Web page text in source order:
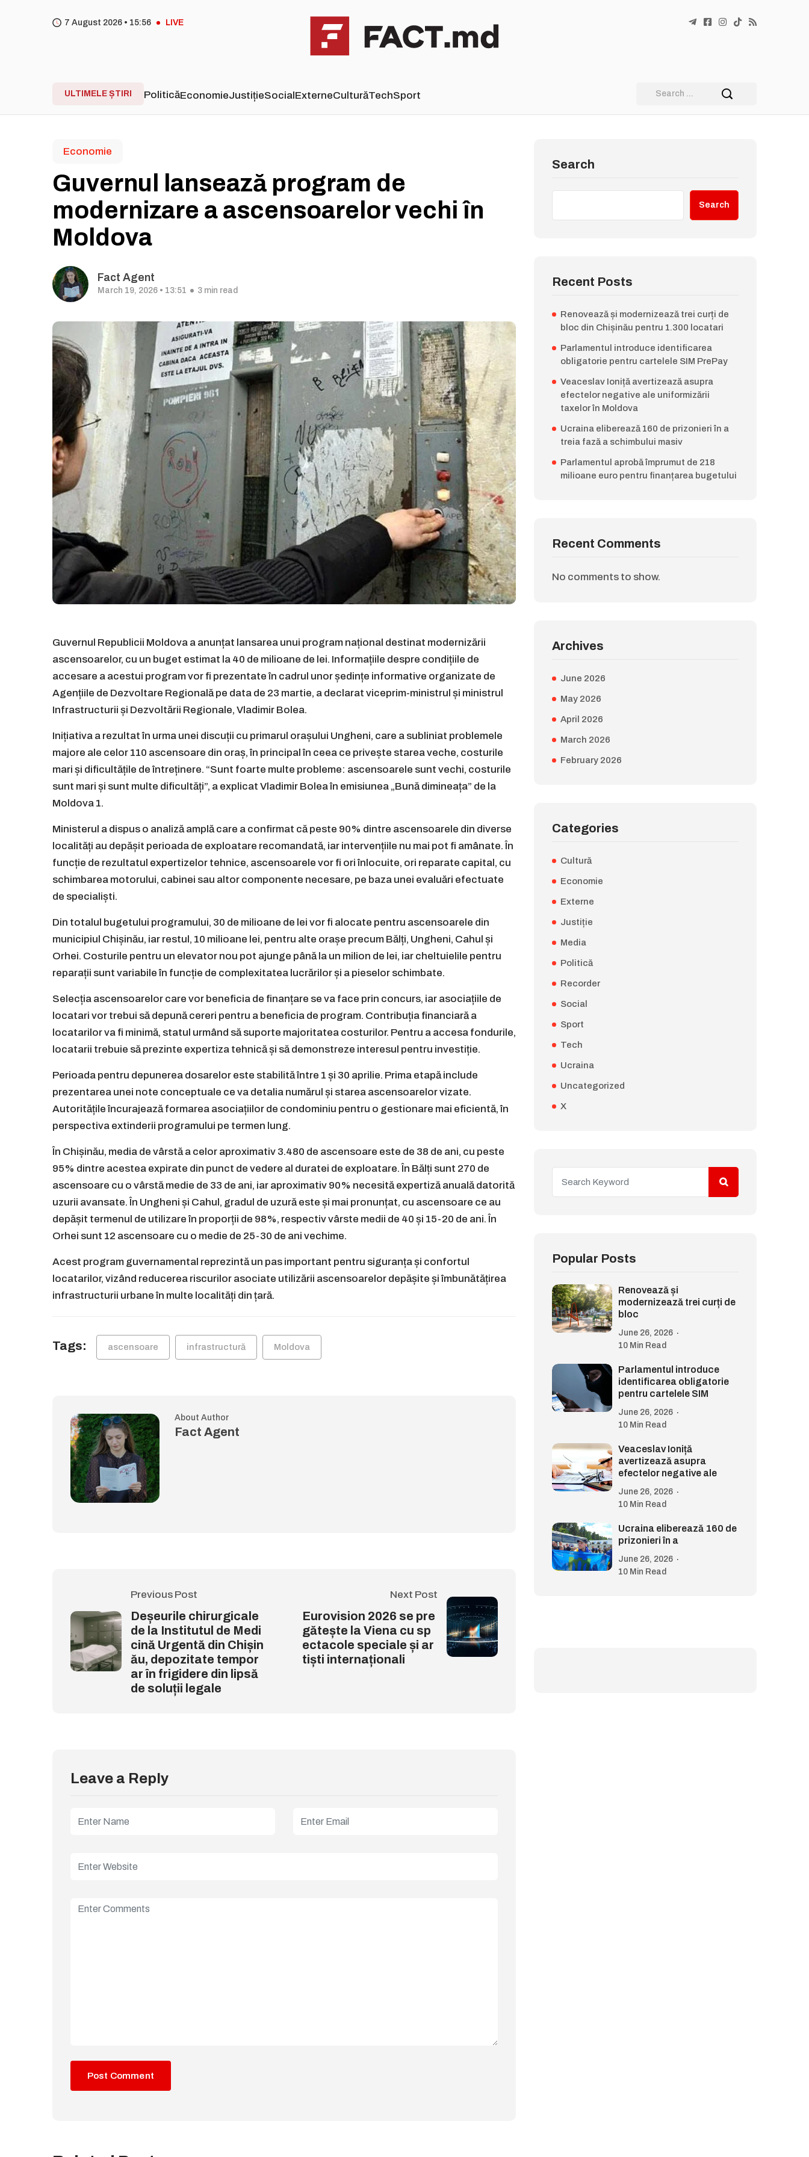
7 August 2026 • 15 56 LIVE
ULTIMELE ȘTIRI PoliticăEconomieJustițieSocialExterneCulturăTechSport
Economie
Guvernul lansează program de
modernizare a ascensoarelor vechi în
Moldova
Fact Agent
March 19, 2026 • 13:51 3 min read
Guvernul Republicii Moldova a anunțat lansarea unui program național destinat modernizării
ascensoarelor, cu un buget estimat la 40 de milioane de lei. Informațiile despre condițiile de
accesare a acestui program vor fi prezentate în cadrul unor ședințe informative organizate de
Agențiile de Dezvoltare Regională pe data de 23 martie, a declarat viceprim-ministrul și ministrul
Infrastructurii și Dezvoltării Regionale, Vladimir Bolea.
Inițiativa a rezultat în urma unei discuții cu primarul orașului Ungheni, care a subliniat problemele
majore ale celor 110 ascensoare din oraș, în principal în ceea ce privește starea veche, costurile
mari și dificultățile de întreținere. “Sunt foarte multe probleme: ascensoarele sunt vechi, costurile
sunt mari și sunt multe dificultăți”, a explicat Vladimir Bolea în emisiunea „Bună dimineața” de la
Moldova 1.
Ministerul a dispus o analiză amplă care a confirmat că peste 90% dintre ascensoarele din diverse
localități au depășit perioada de exploatare recomandată, iar intervențiile nu mai pot fi amânate. În
funcție de rezultatul expertizelor tehnice, ascensoarele vor fi ori înlocuite, ori reparate capital, cu
schimbarea motorului, cabinei sau altor componente necesare, pe baza unei evaluări efectuate
de specialiști.
Din totalul bugetului programului, 30 de milioane de lei vor fi alocate pentru ascensoarele din
municipiul Chișinău, iar restul, 10 milioane lei, pentru alte orașe precum Bălți, Ungheni, Cahul și
Orhei. Costurile pentru un elevator nou pot ajunge până la un milion de lei, iar cheltuielile pentru
reparații sunt variabile în funcție de complexitatea lucrărilor și a pieselor schimbate.
Selecția ascensoarelor care vor beneficia de finanțare se va face prin concurs, iar asociațiile de
locatari vor trebui să depună cereri pentru a beneficia de program. Contribuția financiară a
locatarilor va fi minimă, statul urmând să suporte majoritatea costurilor. Pentru a accesa fondurile,
locatarii trebuie să prezinte expertiza tehnică și să demonstreze interesul pentru investiție.
Perioada pentru depunerea dosarelor este stabilită între 1 și 30 aprilie. Prima etapă include
prezentarea unei note conceptuale ce va detalia numărul și starea ascensoarelor vizate.
Autoritățile încurajează formarea asociațiilor de condominiu pentru o gestionare mai eficientă, în
perspectiva extinderii programului pe termen lung.
În Chișinău, media de vârstă a celor aproximativ 3.480 de ascensoare este de 38 de ani, cu peste
95% dintre acestea expirate din punct de vedere al duratei de exploatare. În Bălți sunt 270 de
ascensoare cu o vârstă medie de 33 de ani, iar aproximativ 90% necesită expertiză anuală datorită
uzurii avansate. În Ungheni și Cahul, gradul de uzură este și mai pronunțat, cu ascensoare ce au
depășit termenul de utilizare în proporții de 98%, respectiv vârste medii de 40 și 15-20 de ani. În
Orhei sunt 12 ascensoare cu o medie de 25-30 de ani vechime.
Acest program guvernamental reprezintă un pas important pentru siguranța și confortul
locatarilor, vizând reducerea riscurilor asociate utilizării ascensoarelor depășite și îmbunătățirea
infrastructurii urbane în multe localități din țară.
Tags: ascensoare infrastructură Moldova
About Author
Fact Agent
Previous Post
Deșeurile chirurgicale
de la Institutul de Medi
cină Urgentă din Chișin
ău, depozitate tempor
ar în frigidere din lipsă
de soluții legale
Next Post
Eurovision 2026 se pre
gătește la Viena cu sp
ectacole speciale și ar
tiști internaționali
Leave a Reply
Search
Search
Recent Posts
Renovează și modernizează trei curți de
bloc din Chișinău pentru 1.300 locatari
Parlamentul introduce identificarea
obligatorie pentru cartelele SIM PrePay
Veaceslav Ioniță avertizează asupra
efectelor negative ale uniformizării
taxelor în Moldova
Ucraina eliberează 160 de prizonieri în a
treia fază a schimbului masiv
Parlamentul aprobă împrumut de 218
milioane euro pentru finanțarea bugetului
Recent Comments
No comments to show.
Archives
June 2026
May 2026
April 2026
March 2026
February 2026
Categories
Cultură
Economie
Externe
Justiție
Media
Politică
Recorder
Social
Sport
Tech
Ucraina
Uncategorized
X
Popular Posts
Renovează și
modernizează trei curți de
bloc
June 26, 2026
10 Min Read
Parlamentul introduce
identificarea obligatorie
pentru cartelele SIM
June 26, 2026
10 Min Read
Veaceslav Ioniță
avertizează asupra
efectelor negative ale
June 26, 2026
10 Min Read
Ucraina eliberează 160 de
prizonieri în a
June 26, 2026
10 Min Read